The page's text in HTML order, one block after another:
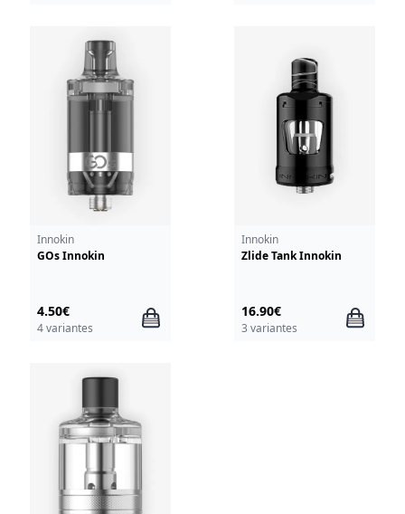
Innokin
GOs Innokin
4.50€
4 variantes
Innokin
Zlide Tank Innokin
16.90€
3 variantes